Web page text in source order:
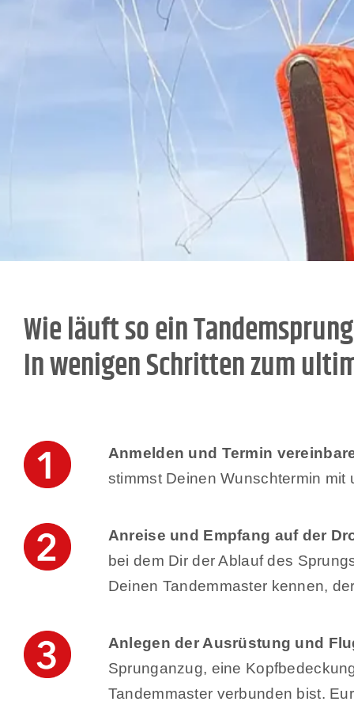
Wie läuft so ein
In wenigen Schritten zum
Anmelden und Termin
stimmst Deinen Wunschtermin
Anreise und Empfang auf der
bei dem Dir der Ablauf des
Deinen Tandemmaster kennen,
Anlegen der Ausrüstung und
Sprunganzug, eine
Tandemmaster verbunden bist.